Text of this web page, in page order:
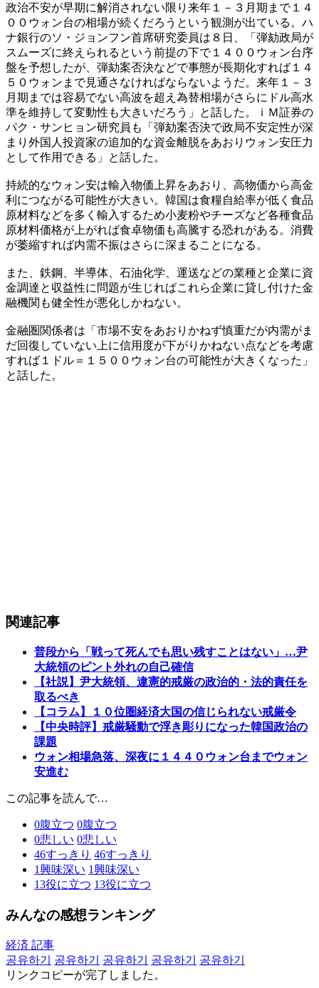
政治不安が早期に解消されない限り来年１－３月期まで１４
００ウォン台の相場が続くだろうという観測が出ている。ハ
ナ銀行のソ・ジョンフン首席研究委員は８日、「弾劾政局が
スムーズに終えられるという前提の下で１４００ウォン台序
盤を予想したが、弾劾案否決などで事態が長期化すれば１４
５０ウォンまで見通さなければならないようだ。来年１－３
月期までは容易でない高波を超え為替相場がさらにドル高水
準を維持して変動性も大きいだろう」と話した。ｉＭ証券の
パク・サンヒョン研究員も「弾劾案否決で政局不安定性が深
まり外国人投資家の追加的な資金離脱をあおりウォン安圧力
として作用できる」と話した。
持続的なウォン安は輸入物価上昇をあおり、高物価から高金
利につながる可能性が大きい。韓国は食糧自給率が低く食品
原材料などを多く輸入するため小麦粉やチーズなど各種食品
原材料価格が上がれば食卓物価も高騰する恐れがある。消費
が萎縮すれば内需不振はさらに深まることになる。
また、鉄鋼、半導体、石油化学、運送などの業種と企業に資
金調達と収益性に問題が生じればこれら企業に貸し付けた金
融機関も健全性が悪化しかねない。
金融圏関係者は「市場不安をあおりかねず慎重だが内需がま
だ回復していない上に信用度が下がりかねない点などを考慮
すれば１ドル＝１５００ウォン台の可能性が大きくなった」
と話した。
関連記事
普段から「戦って死んでも思い残すことはない」…尹
大統領のピント外れの自己確信
【社説】尹大統領、違憲的戒厳の政治的・法的責任を
取るべき
【コラム】１０位圏経済大国の信じられない戒厳令
【中央時評】戒厳騒動で浮き彫りになった韓国政治の
課題
ウォン相場急落、深夜に１４４０ウォン台までウォン
安進む
この記事を読んで…
0腹立つ 0腹立つ
0悲しい 0悲しい
46すっきり 46すっきり
1興味深い 1興味深い
13役に立つ 13役に立つ
みんなの感想ランキング
経済 記事
공유하기
공유하기 공유하기 공유하기
공유하기
リンクコピーが完了しました。